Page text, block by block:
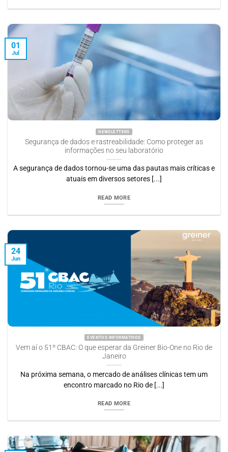
NEWSLETTERS
Segurança de dados e rastreabilidade: Como proteger as
informações no seu laboratório
A segurança de dados tornou-se uma das pautas mais críticas e
atuais em diversos setores [...]
READ MORE
01
Jul
EVENTOS INFORMATIVOS
Vem aí o 51º CBAC: O que esperar da Greiner Bio-One no Rio de
Janeiro
Na próxima semana, o mercado de análises clínicas tem um
encontro marcado no Rio de [...]
READ MORE
24
Jun